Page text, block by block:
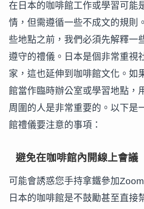
在日本的咖啡館工作或學習可能
情，但需遵循一些不成文的規則
些地點之前，我們必須先解釋一
遵守的禮儀。日本是個非常重視
家，這也延伸到咖啡館文化。如
館當作臨時辦公室或學習地點，
周圍的人是非常重要的。以下是
館禮儀要注意的事項：
避免在咖啡館內開線上會議
可能會誘惑您手持拿鐵參加
日本的咖啡館是不鼓勵甚至直接